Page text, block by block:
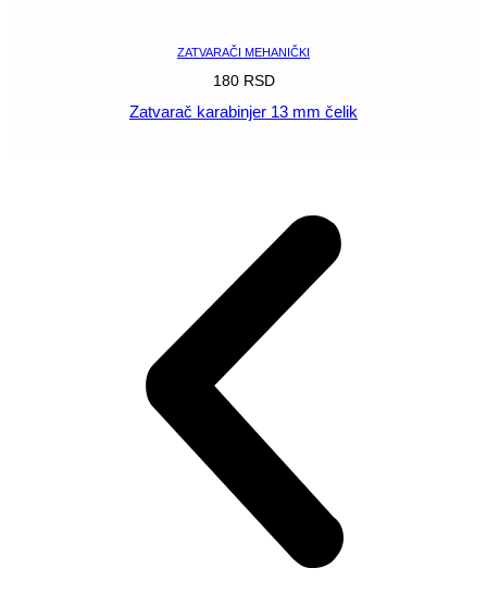
ZATVARAČI MEHANIČKI
180 RSD
Zatvarač karabinjer 13 mm čelik